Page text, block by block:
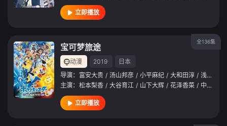
立即播放
全136集
宝可梦旅途
动漫 2019
日本
导演： 富安大贵 / 汤山邦彦 / 小平麻纪 / 大和田淳 / 浅田裕二
主演： 松本梨香 / 大谷育江 / 山下大辉 / 花泽香菜 / 中村悠一
立即播放